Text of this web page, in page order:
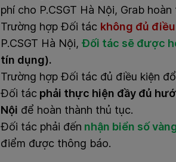
phí cho P.CSGT Hà Nội, Grab
Trường hợp Đối tác không đủ
P.CSGT Hà Nội, Đối tác sẽ được
tín dụng).
Trường hợp Đối tác đủ điều kiện
Đối tác phải thực hiện đầy đủ
Nội để hoàn thành thủ tục.
Đối tác phải đến nhận biển số
điểm được thông báo.